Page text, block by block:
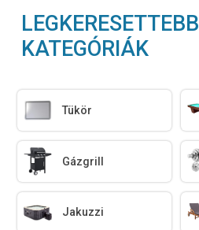
LEGKERESETTEBB
KATEGÓRIÁK
Tükör
Gázgrill
Jakuzzi